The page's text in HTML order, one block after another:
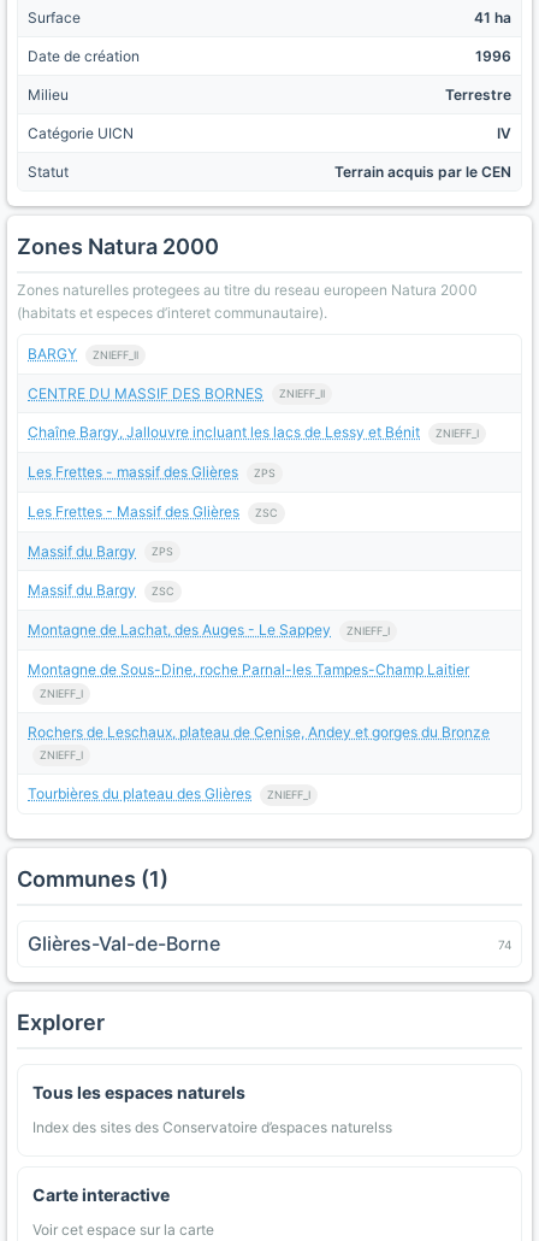
Surface 41 ha
Date de création 1996
Milieu Terrestre
Catégorie UICN IV
Statut Terrain acquis par le CEN
Zones Natura 2000
Zones naturelles protegees au titre du reseau europeen Natura 2000
(habitats et especes d’interet communautaire).
BARGY ZNIEFF_II
CENTRE DU MASSIF DES BORNES ZNIEFF_II
Chaîne Bargy, Jallouvre incluant les lacs de Lessy et Bénit ZNIEFF_I
Les Frettes - massif des Glières ZPS
Les Frettes - Massif des Glières ZSC
Massif du Bargy ZPS
Massif du Bargy ZSC
Montagne de Lachat, des Auges - Le Sappey ZNIEFF_I
Montagne de Sous-Dine, roche Parnal-les Tampes-Champ Laitier
ZNIEFF_I
Rochers de Leschaux, plateau de Cenise, Andey et gorges du Bronze
ZNIEFF_I
Tourbières du plateau des Glières ZNIEFF_I
Communes (1)
Glières-Val-de-Borne 74
Explorer
Tous les espaces naturels
Index des sites des Conservatoire d’espaces naturelss
Carte interactive
Voir cet espace sur la carte